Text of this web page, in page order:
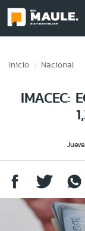
Inicio Nacional
IMACEC: